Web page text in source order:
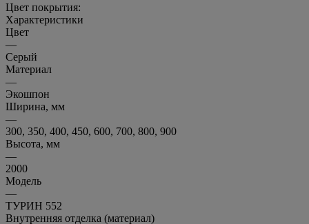
Цвет покрытия:
Характеристики
Цвет
—
Серый
Материал
—
Экошпон
Ширина, мм
—
300, 350, 400, 450, 600, 700, 800, 900
Высота, мм
—
2000
Модель
—
ТУРИН 552
Внутренняя отделка (материал)